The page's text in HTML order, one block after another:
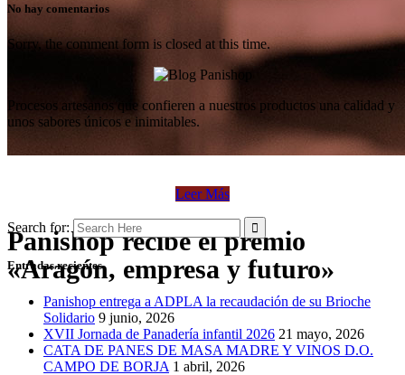
Panishop recibe el premio
«Aragón, empresa y futuro»
No hay comentarios
Sorry, the comment form is closed at this time.
Procesos artesanos que confieren a nuestros productos una calidad y
unos sabores únicos e inimitables.
Leer Más
Search for:
Entradas recientes
Panishop entrega a ADPLA la recaudación de su Brioche
Solidario 9 junio, 2026
XVII Jornada de Panadería infantil 2026 21 mayo, 2026
CATA DE PANES DE MASA MADRE Y VINOS D.O.
CAMPO DE BORJA 1 abril, 2026